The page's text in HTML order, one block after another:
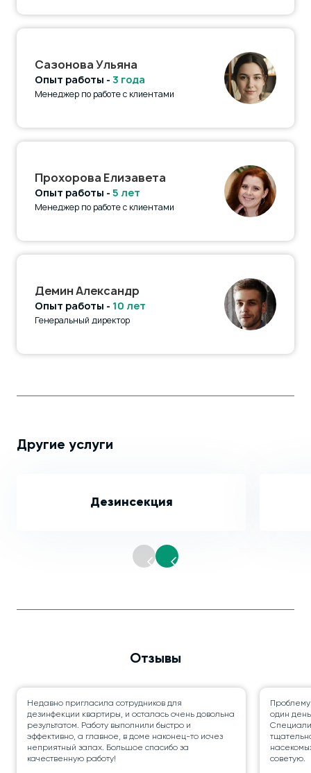
Сазонова Ульяна
Опыт работы - 3 года
Менеджер по работе с клиентами
Прохорова Елизавета
Опыт работы - 5 лет
Менеджер по работе с клиентами
Демин Александр
Опыт работы - 10 лет
Генеральный директор
Другие услуги
Дезинсекция
Отзывы
Недавно пригласила сотрудников для
дезинфекции квартиры, и осталась очень довольна
результатом. Работу выполнили быстро и
эффективно, а главное, в доме наконец-то исчез
неприятный запах. Большое спасибо за
качественную работу!
один
советую.